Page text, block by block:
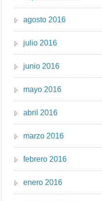
agosto 2016
julio 2016
junio 2016
mayo 2016
abril 2016
marzo 2016
febrero 2016
enero 2016